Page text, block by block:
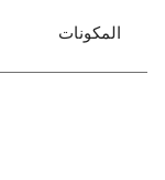
المكونات